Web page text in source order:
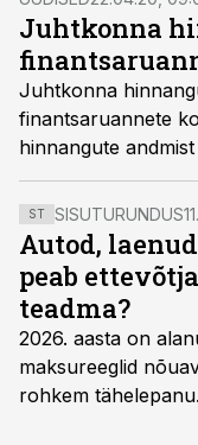
Juhtkonna
Juhtkonna
finantsaruannete
hinnangute
ja aruande
Juhtkonna
ettevõtte
ikka kajastab
majandustulemust
Thornton Balticu
juht ning
ST SISUTURUNDUS
Autod,
peab
teadma?
2026. aasta on
maksureeglid
rohkem